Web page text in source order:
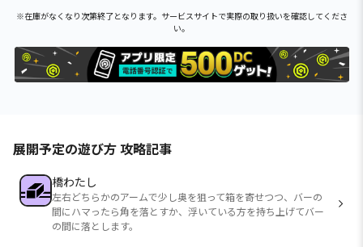
※在庫がなくなり次第終了となります。サービスサイトで実際の取り扱いを確認してくださ
い。
展開予定の遊び方 攻略記事
橋わたし
左右どちらかのアームで少し奥を狙って箱を寄せつつ、バーの
間にハマったら角を落とすか、浮いている方を持ち上げてバー
の間に落とします。